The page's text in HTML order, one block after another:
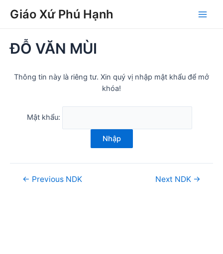
Giáo Xứ Phú Hạnh
Main
ĐỖ VĂN MÙI
Thông tin này là riêng tư. Xin quý vị nhập mật khẩu để mở
khóa!
Mật khẩu:
Nhập
navigation
← Previous NDK Next NDK →